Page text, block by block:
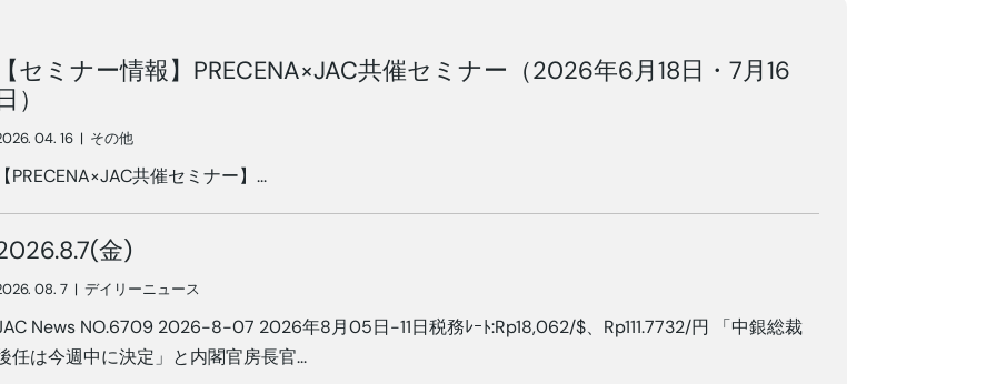
セミナー情報】PRECENA×JAC共催セミナー（2026年6月18日・7月16
）
04. 16 | その他
PRECENA×JAC共催セミナー】...
金)
08. 7 | デイリーニュース
News NO.6709 2026-8-07 2026年8月05日-11日税務ﾚｰﾄ:Rp18,062/$、Rp111.7732/円 「中銀総裁
任は今週中に決定」と内閣官房長官...